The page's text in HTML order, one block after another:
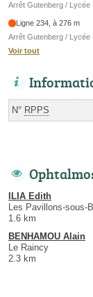
Arrêt Gutenberg / Lycée
Ligne 234, à 276 m
Arrêt Gutenberg / Lycée
Voir tout
N° RPPS
ILIA Edith
Les Pavillons-sous-
1.6 km
BENHAMOU Alain
Le Raincy
2.3 km